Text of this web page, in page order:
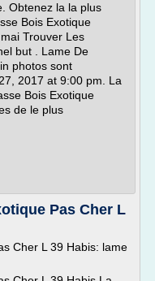
Obtenez la la plus
Bois Exotique
Trouver Les
but . Lame De
photos sont
2017 at 9:00 pm. La
Bois Exotique
de le plus
Pas Cher L
Cher L 39 Habis: lame